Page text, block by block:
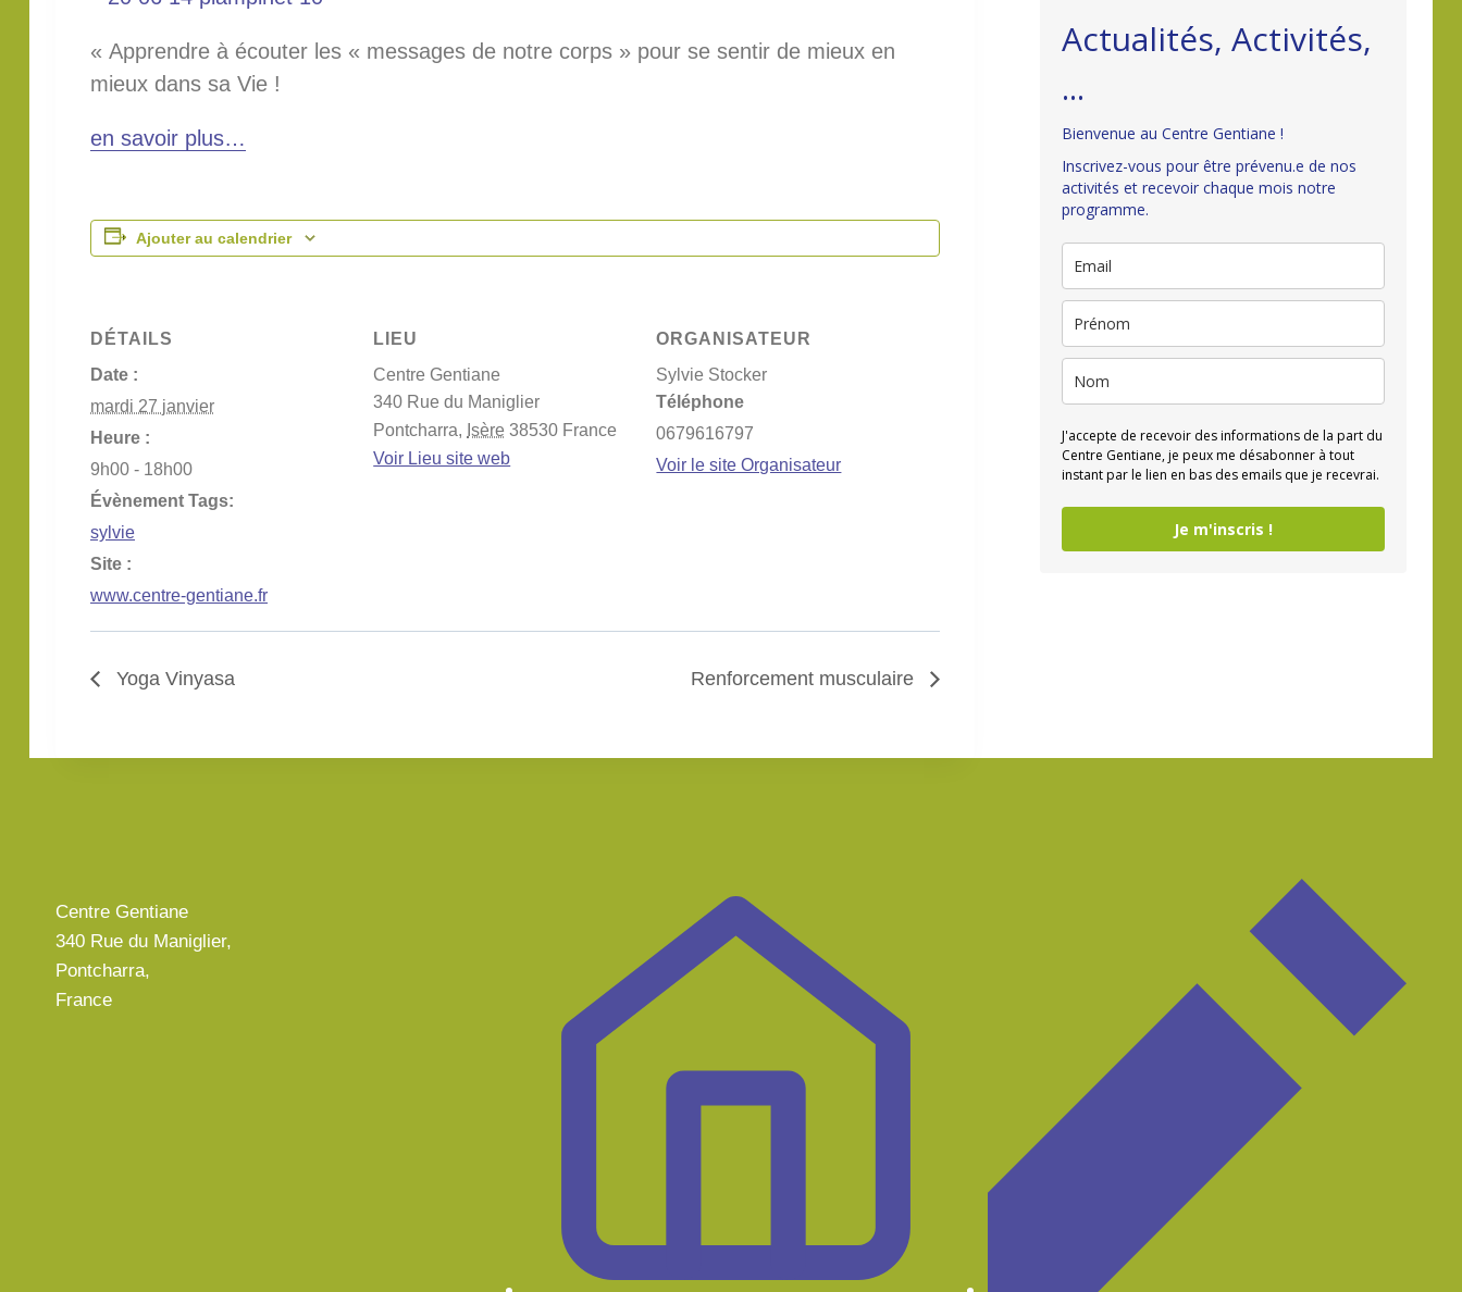
« Apprendre à écouter les « messages de notre corps » pour se sentir de mieux en
mieux dans sa Vie !
en savoir plus…
Ajouter au calendrier
DÉTAILS
Date :
mardi 27 janvier
Heure :
9h00 - 18h00
Évènement Tags:
sylvie
Site :
www.centre-gentiane.fr
LIEU
Centre Gentiane
340 Rue du Maniglier
Pontcharra, Isère 38530 France
Voir Lieu site web
ORGANISATEUR
Sylvie Stocker
Téléphone
0679616797
Voir le site Organisateur
Yoga Vinyasa Renforcement musculaire
Actualités, Activités,
...
Bienvenue au Centre Gentiane !
Inscrivez-vous pour être prévenu.e de nos
activités et recevoir chaque mois notre
programme.
J'accepte de recevoir des informations de la part du
Centre Gentiane, je peux me désabonner à tout
instant par le lien en bas des emails que je recevrai.
Je m'inscris !
Centre Gentiane
340 Rue du Maniglier,
Pontcharra,
France